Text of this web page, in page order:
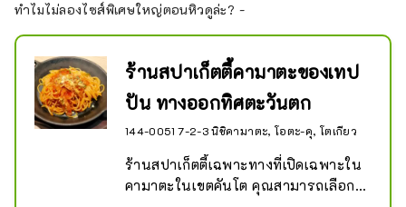
ทำไมไม่ลองไซส์พิเศษใหญ่ตอนหิวดูล่ะ? -
ร้านสปาเก็ตตี้คามาตะของเทป
ปัน ทางออกทิศตะวันตก
144-0051 7-2-3 นิชิคามาตะ, โอตะ-คุ, โตเกียว
ร้านสปาเก็ตตี้เฉพาะทางที่เปิดเฉพาะใน
คามาตะในเขตคันโต คุณสามารถเลือก